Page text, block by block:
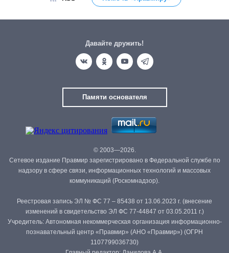
Давайте дружить!
Памяти основателя
© 2003—2026.
Сетевое издание Правмир зарегистрировано в Федеральной службе по
надзору в сфере связи, информационных технологий и массовых
коммуникаций (Роскомнадзор).
Реестровая запись ЭЛ № ФС 77 – 85438 от 13.06.2023 г. (внесение
изменений в свидетельство ЭЛ ФС 77-44847 от 03.05.2011 г.)
Учредитель: Автономная некоммерческая организация информационно-
познавательный центр «Правмир» (АНО «Правмир») (ОГРН
1107799036730)